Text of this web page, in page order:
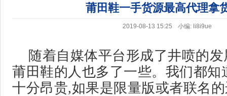
莆田鞋一手货源最高代理拿
2019-08-13 15:25 小编: li8i9ue
随着自媒体平台形成了井喷的
莆田鞋的人也多了一些。我们都知
十分昂贵,如果是限量版或者联名